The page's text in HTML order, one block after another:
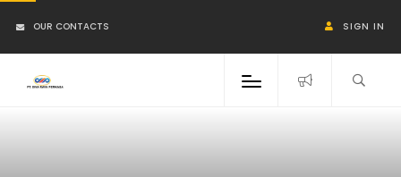
OUR CONTACTS SIGN IN